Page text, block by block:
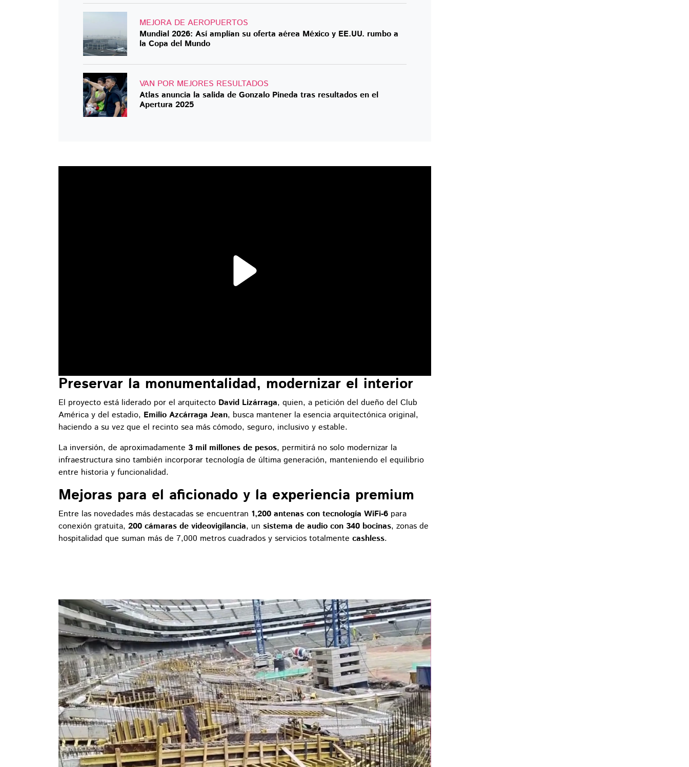
MEJORA DE AEROPUERTOS
Mundial 2026: Así amplían su oferta aérea México y EE.UU. rumbo a
la Copa del Mundo
VAN POR MEJORES RESULTADOS
Atlas anuncia la salida de Gonzalo Pineda tras resultados en el
Apertura 2025
Preservar la monumentalidad, modernizar el interior
El proyecto está liderado por el arquitecto David Lizárraga, quien, a petición del dueño del Club
América y del estadio, Emilio Azcárraga Jean, busca mantener la esencia arquitectónica original,
haciendo a su vez que el recinto sea más cómodo, seguro, inclusivo y estable.
La inversión, de aproximadamente 3 mil millones de pesos, permitirá no solo modernizar la
infraestructura sino también incorporar tecnología de última generación, manteniendo el equilibrio
entre historia y funcionalidad.
Mejoras para el aficionado y la experiencia premium
Entre las novedades más destacadas se encuentran 1,200 antenas con tecnología WiFi-6 para
conexión gratuita, 200 cámaras de videovigilancia, un sistema de audio con 340 bocinas, zonas de
hospitalidad que suman más de 7,000 metros cuadrados y servicios totalmente cashless.